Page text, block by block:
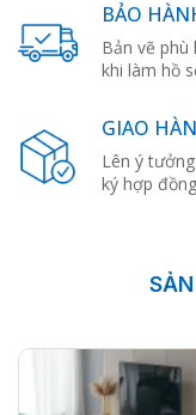
BẢO
Bản vẽ
khi làm hồ
GIAO
Lên ý
ký hợp